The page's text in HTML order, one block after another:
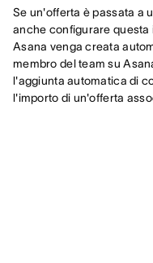
Se un'offerta è passata a
anche configurare
Asana venga creata
membro del team su
l'aggiunta automatica di
l'importo di un'offerta